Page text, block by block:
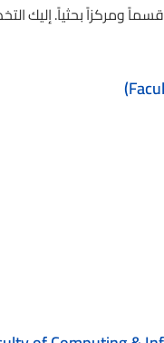
تعتبر جامعة البنجاب صرحاً أكاديمياً يضم أكثر من 16 كلية